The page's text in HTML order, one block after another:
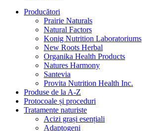
Producători
Prairie Naturals
Natural Factors
Konig Nutrition Laboratoriums
New Roots Herbal
Organika Health Products
Natures Harmony
Santevia
Provita Nutrition Health Inc.
Produse de la A-Z
Protocoale și proceduri
Tratamente naturiste
Acizi grași esențiali
Adaptogeni